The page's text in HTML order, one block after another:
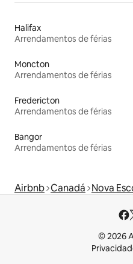
Halifax
Arrendamentos de férias
Moncton
Arrendamentos de férias
Fredericton
Arrendamentos de férias
Bangor
Arrendamentos de férias
Airbnb Canadá Nova
© 2026